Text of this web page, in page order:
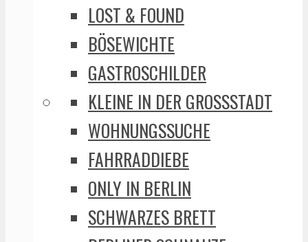
LOST & FOUND
BÖSEWICHTE
GASTROSCHILDER
KLEINE IN DER GROSSSTADT
WOHNUNGSSUCHE
FAHRRADDIEBE
ONLY IN BERLIN
SCHWARZES BRETT